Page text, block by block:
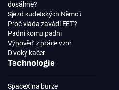
dosáhne?
Sjezd sudetských Němců
Proč vláda zavádí EET?
Padni komu padni
Výpověď z práce vzor
Divoký kačer
Technologie
SpaceX na burze